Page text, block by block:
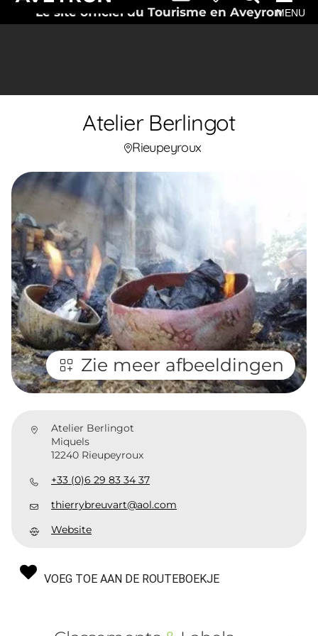
Le site officiel du Tourisme en AveyronMENU
Atelier Berlingot
Rieupeyroux
Zie meer afbeeldingen
Atelier Berlingot
Miquels
12240 Rieupeyroux
+33 (0)6 29 83 34 37
thierrybreuvart@aol.com
Website
VOEG TOE AAN DE ROUTEBOEKJE